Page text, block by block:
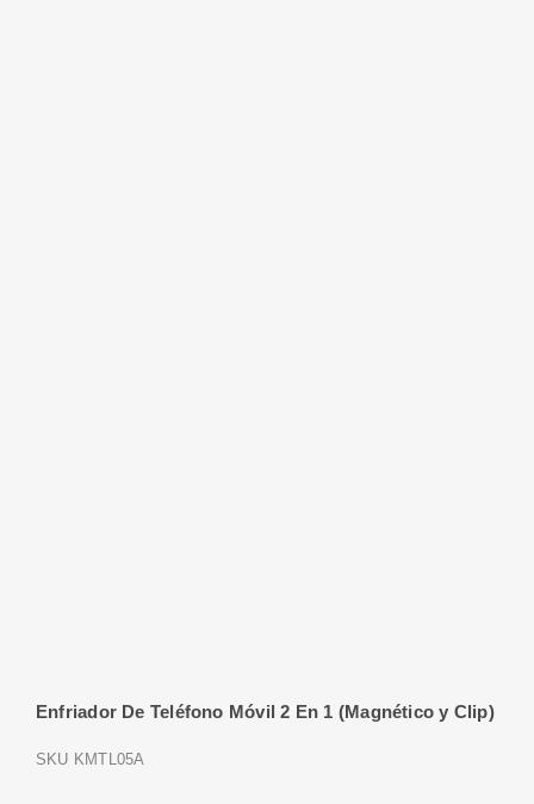
Enfriador De Teléfono Móvil 2 En 1 (Magnético y Clip)
SKU KMTL05A